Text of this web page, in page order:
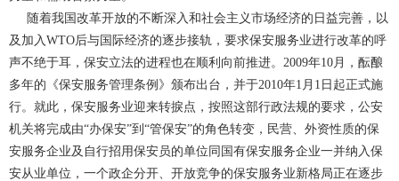
随着我国改革开放的不断深入和社会主义市场经济的日益完善，以
及加入WTO后与国际经济的逐步接轨，要求保安服务业进行改革的呼
声不绝于耳，保安立法的进程也在顺利向前推进。2009年10月，酝酿
多年的《保安服务管理条例》颁布出台，并于2010年1月1日起正式施
行。就此，保安服务业迎来转捩点，按照这部行政法规的要求，公安
机关将完成由“办保安”到“管保安”的角色转变，民营、外资性质的保
安服务企业及自行招用保安员的单位同国有保安服务企业一并纳入保
安从业单位，一个政企分开、开放竞争的保安服务业新格局正在逐步